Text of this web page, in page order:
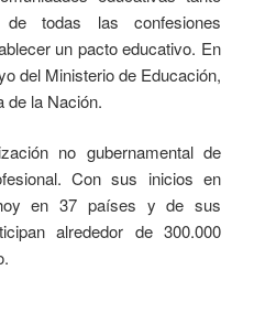
todas las confesiones
un pacto educativo. En
del Ministerio de Educación,
de la Nación.
no gubernamental de
Con sus inicios en
en 37 países y de sus
alrededor de 300.000